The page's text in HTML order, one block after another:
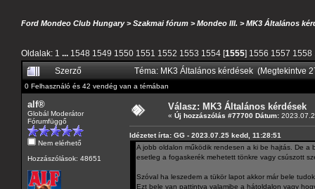
Ford Mondeo Club Hungary>Szakmai fórum >Mondeo III. >MK3 Általános
Oldalak: 1 ... 1548 1549 1550 1551 1552 1553 1554 [1555] 1556 1557 1558
Szerző
Téma: MK3 Általános kérdések (Megtekintve
0 Felhasználó és 42 vendég van a témában
alf®
Globál Moderátor
Fórumfüggő
Nem elérhető
Hozzászólások: 48651
Válasz: MK3 Általános kérdések
« Új hozzászólás #77700 Dátum:
Idézetet írta: GG - 2023.07.25 kedd, 11:28:51
A jobb oldalon működik rendesen a ki be hajtás. De a
esetleg a fogaskerék mehetett tönkre vagy csúszott
Szóval ha leszedem a tükör lapot akkor már bele
Ezt bele van pattintva valamibe a hátoldalon vagy